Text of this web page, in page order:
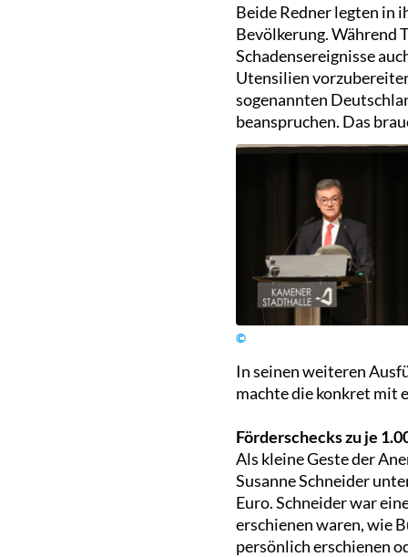
Beide Redner legten in
Bevölkerung. Während
Schadensereignisse
Utensilien
sogenannten
beanspruchen. Das
©
In seinen weiteren
machte die konkret mit
Förderschecks zu je
Als kleine Geste der
Susanne Schneider
Euro. Schneider war
erschienen waren, wie
persönlich erschienen